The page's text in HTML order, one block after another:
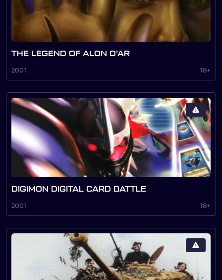
THE LEGEND OF ALON D’AR
2001 18+
DIGIMON DIGITAL CARD BATTLE
2001 18+